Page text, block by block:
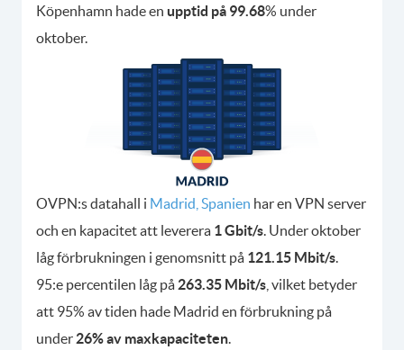
Köpenhamn hade en upptid på 99.68% under
oktober.
OVPN:s datahall i Madrid, Spanien har en VPN server
och en kapacitet att leverera 1 Gbit/s. Under oktober
låg förbrukningen i genomsnitt på 121.15 Mbit/s.
95:e percentilen låg på 263.35 Mbit/s , vilket betyder
att 95% av tiden hade Madrid en förbrukning på
under 26% av maxkapaciteten.